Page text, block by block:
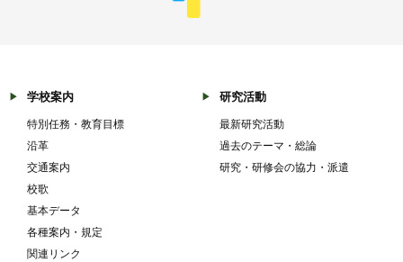
学校案内
特別任務・教育目標
沿革
交通案内
校歌
基本データ
各種案内・規定
関連リンク
研究活動
最新研究活動
過去のテーマ・総論
研究・研修会の協力・派遣